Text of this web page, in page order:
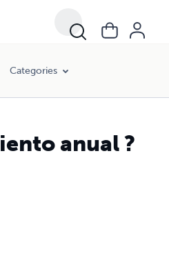
Categories
anual ?